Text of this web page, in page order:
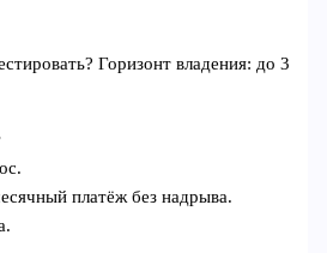
Горизонт владения: до 3
платёж без надрыва.